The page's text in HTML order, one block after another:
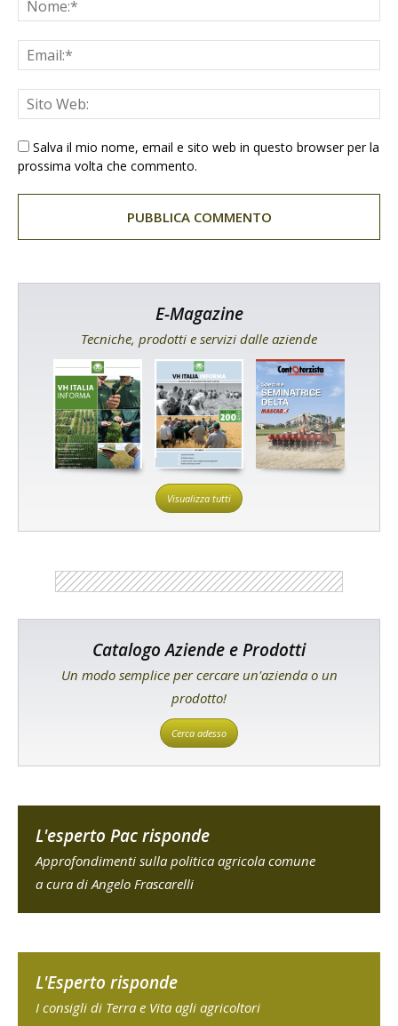
Salva il mio nome, email e sito web in questo browser per la
prossima volta che commento.
E-Magazine
Tecniche, prodotti e servizi dalle aziende
Visualizza tutti
Catalogo Aziende e Prodotti
Un modo semplice per cercare un'azienda o un
prodotto!
Cerca adesso
L'esperto Pac risponde
Approfondimenti sulla politica agricola comune
a cura di Angelo Frascarelli
L'Esperto risponde
I consigli di Terra e Vita agli agricoltori